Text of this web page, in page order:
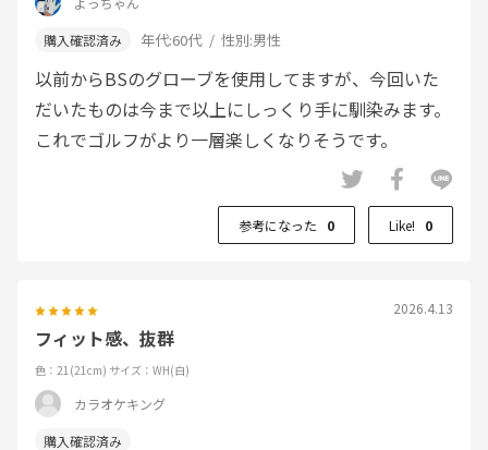
年代:60代 性別:男性
以前からBSのグローブを使用してますが、今回いた
だいたものは今まで以上にしっくり手に馴染みます。
これでゴルフがより一層楽しくなりそうです。
参考になった 0 Like! 0
2026.4.13
フィット感、抜群
色：21(21cm) サイズ：WH(白)
カラオケキング